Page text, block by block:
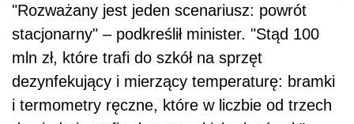
"Rozważany jest jeden scenariusz: powrót
stacjonarny" – podkreślił minister. "Stąd 100
mln zł, które trafi do szkół na sprzęt
dezynfekujący i mierzący temperaturę: bramki
i termometry ręczne, które w liczbie od trzech